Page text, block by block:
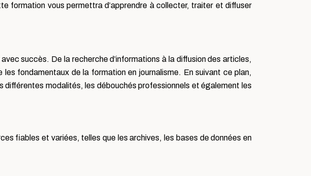
formation vous permettra d’apprendre à collecter, traiter et diffuser
succès. De la recherche d’informations à la diffusion des articles,
fondamentaux de la formation en journalisme. En suivant ce plan,
modalités, les débouchés professionnels et également les
fiables et variées, telles que les archives, les bases de données en